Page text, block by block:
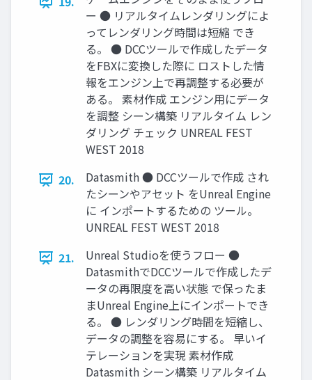
ー ● リアルタイムレンダリングによ
ってレンダリング時間は短縮 でき
る。 ● DCCツールで作成したデータ
をFBXに変換した際に ロストした情
報をエンジン上で再調整する必要が
ある。 素材作成 エンジン用にデータ
を調整 シーン構築 リアルタイム レン
ダリング チェック UNREAL FEST
WEST 2018
20.
Datasmith ● DCCツールで作成 され
たシーンやアセット をUnreal Engine
に インポートするための ツール。
UNREAL FEST WEST 2018
21.
Unreal Studioを使うフロー ●
DatasmithでDCCツールで作成したデ
ータの再限度を高い状態 で保ったま
まUnreal Engine上にインポートでき
る。 ● レンダリング時間を短縮し、
データの調整を容易にする。 早いイ
テレーションを実現 素材作成
Datasmith シーン構築 リアルタイム